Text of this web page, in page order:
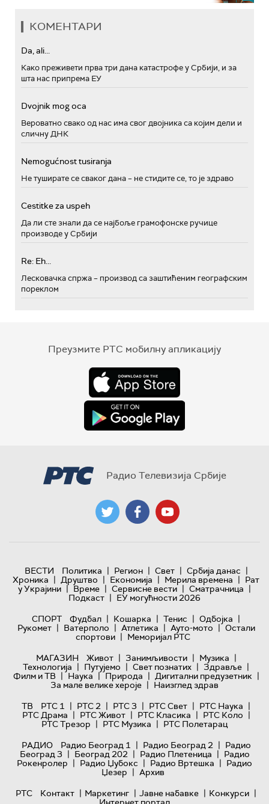
КОМЕНТАРИ
Da, ali...
Како преживети прва три дана катастрофе у Србији, и за
шта нас припрема ЕУ
Dvojnik mog oca
Вероватно свако од нас има свог двојника са којим дели и
сличну ДНК
Nemogućnost tusiranja
Не туширате се сваког дана – не стидите се, то је здраво
Cestitke za uspeh
Да ли сте знали да се најбоље грамофонске ручице
производе у Србији
Re: Eh...
Лесковачка спржа – производ са заштићеним географским
пореклом
Преузмите РТС мобилну апликацију
Радио Телевизија Србије
ВЕСТИ Политика | Регион | Свет | Србија данас |
Хроника | Друштво | Економија | Мерила времена | Рат
у Украјини | Време | Сервисне вести | Сматрачница |
Подкаст | ЕУ могућности 2026
СПОРТ
Фудбал | Кошарка | Тенис | Одбојка |
Рукомет | Ватерполо | Атлетика | Ауто-мото | Остали
спортови | Меморијал РТС
МАГАЗИН
Живот | Занимљивости | Музика |
Технологијa | Путујемо | Свет познатих | Здравље |
Филм и ТВ | Наука | Природа | Дигитални предузетник |
За мале велике хероје | Наизглед здрав
ТВ
РТС 1 | РТС 2 | РТС 3 | РТС Свет | РТС Наука |
РТС Драма | РТС Живот | РТС Класика | РТС Коло |
РТС Трезор | РТС Музика | РТС Полетарац
РАДИО
Радио Београд 1 | Радио Београд 2 | Радио
Београд 3 | Београд 202 | Радио Плетеница | Радио
Рокенролер | Радио Џубокс | Радио Вртешка | Радио
Џезер | Архив
РТС
Контакт | Маркетинг | Јавне набавке | Конкурси |